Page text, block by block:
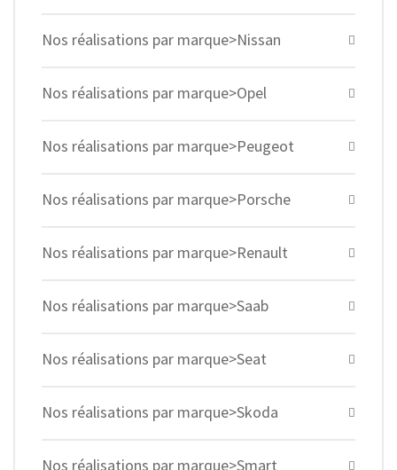
Nos réalisations par marque>Nissan
Nos réalisations par marque>Opel
Nos réalisations par marque>Peugeot
Nos réalisations par marque>Porsche
Nos réalisations par marque>Renault
Nos réalisations par marque>Saab
Nos réalisations par marque>Seat
Nos réalisations par marque>Skoda
Nos réalisations par marque>Smart